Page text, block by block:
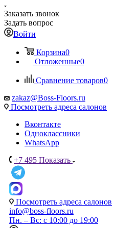
Заказать звонок
Задать вопрос
Войти
Корзина0
Отложенные0
Сравнение товаров0
zakaz@Boss-Floors.ru
Посмотреть адреса салонов
Вконтакте
Одноклассники
WhatsApp
+7 495 Показать
Посмотреть адреса салонов
info@boss-floors.ru
Пн. – Вс: с 10:00 до 19:00